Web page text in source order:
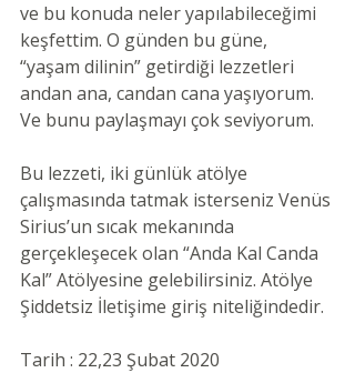
ve bu konuda neler yapılabileceğimi
keşfettim. O günden bu güne,
“yaşam dilinin” getirdiği lezzetleri
andan ana, candan cana yaşıyorum.
Ve bunu paylaşmayı çok seviyorum.
Bu lezzeti, iki günlük atölye
çalışmasında tatmak isterseniz Venüs
Sirius’un sıcak mekanında
gerçekleşecek olan “Anda Kal Canda
Kal” Atölyesine gelebilirsiniz. Atölye
Şiddetsiz İletişime giriş niteliğindedir.
Tarih : 22,23 Şubat 2020